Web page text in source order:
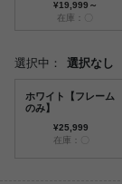
¥19,999～
在庫：〇
選択中： 選択なし
ホワイト【フレーム
のみ】
¥25,999
在庫：〇